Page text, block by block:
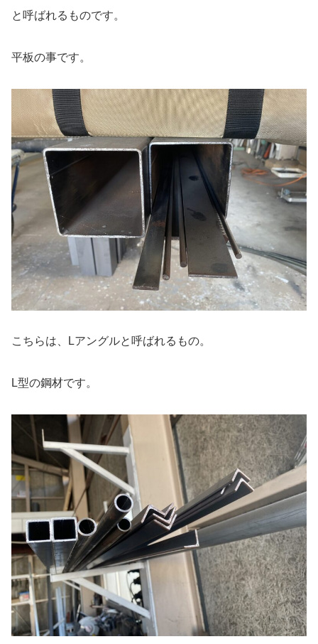
と呼ばれるものです。
平板の事です。
こちらは、Lアングルと呼ばれるもの。
L型の鋼材です。